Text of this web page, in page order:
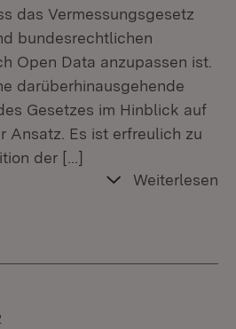
das Vermessungsgesetz
bundesrechtlichen
Open Data anzupassen ist.
darüberhinausgehende
Gesetzes im Hinblick auf
Ansatz. Es ist erfreulich zu
der […]
Weiterlesen